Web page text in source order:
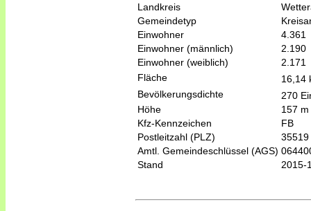
Landkreis
Gemeindetyp
Einwohner
4.361
Einwohner (männlich)
2.190
Einwohner (weiblich)
2.171
Fläche
16,14
Bevölkerungsdichte
270
Höhe
157
Kfz-Kennzeichen
FB
Postleitzahl (PLZ)
35519
Amtl. Gemeindeschlüssel (AGS)
Stand
2015-